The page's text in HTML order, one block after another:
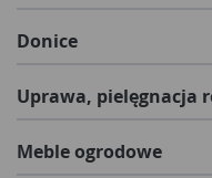
Donice
Uprawa, pielęgnacja
Meble ogrodowe